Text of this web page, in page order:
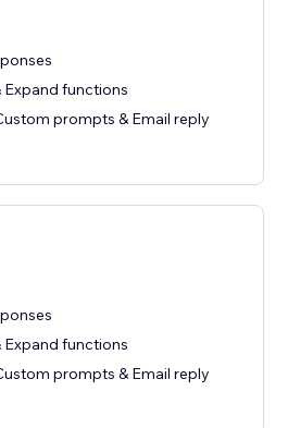
Expand functions
prompts & Email reply
Expand functions
prompts & Email reply